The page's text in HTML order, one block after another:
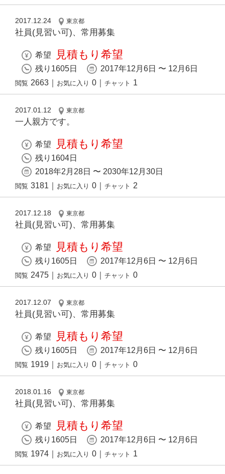
2017.12.24 東京都
社員(見習い可)、常用募集
希望 見積もり希望
残り1605日 2017年12月6日 〜 12月6日
閲覧 2663 お気に入り 0 チャット 1
2017.01.12 東京都
一人親方です。
希望 見積もり希望
残り1604日
2018年2月28日 〜 2030年12月30日
閲覧 3181 お気に入り 0 チャット 2
2017.12.18 東京都
社員(見習い可)、常用募集
希望 見積もり希望
残り1605日 2017年12月6日 〜 12月6日
閲覧 2475 お気に入り 0 チャット 0
2017.12.07 東京都
社員(見習い可)、常用募集
希望 見積もり希望
残り1605日 2017年12月6日 〜 12月6日
閲覧 1919 お気に入り 0 チャット 0
2018.01.16 東京都
社員(見習い可)、常用募集
希望 見積もり希望
残り1605日 2017年12月6日 〜 12月6日
閲覧 1974 お気に入り 0 チャット 1